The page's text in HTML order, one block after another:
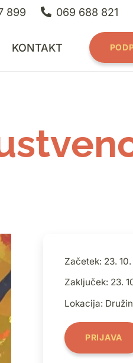
899 069 688 821
KONTAKT
Začetek: 23.
Zaključek: 23.
Lokacija:
PRIJAVA